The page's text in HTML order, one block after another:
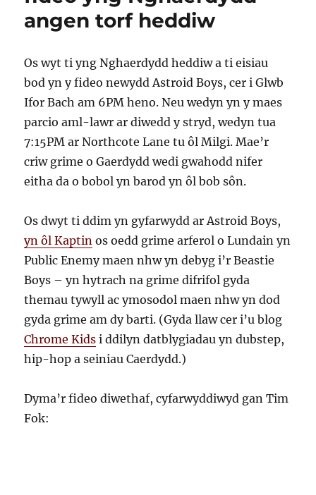
angen torf heddiw
Os wyt ti yng Nghaerdydd heddiw a ti eisiau
bod yn y fideo newydd Astroid Boys, cer i Glwb
Ifor Bach am 6PM heno. Neu wedyn yn y maes
parcio aml-lawr ar diwedd y stryd, wedyn tua
7:15PM ar Northcote Lane tu ôl Milgi. Mae’r
criw grime o Gaerdydd wedi gwahodd nifer
eitha da o bobol yn barod yn ôl bob sôn.
Os dwyt ti ddim yn gyfarwydd ar Astroid Boys,
yn ôl Kaptin os oedd grime arferol o Lundain yn
Public Enemy maen nhw yn debyg i’r Beastie
Boys – yn hytrach na grime difrifol gyda
themau tywyll ac ymosodol maen nhw yn dod
gyda grime am dy barti. (Gyda llaw cer i’u blog
Chrome Kids i ddilyn datblygiadau yn dubstep,
hip-hop a seiniau Caerdydd.)
Dyma’r fideo diwethaf, cyfarwyddiwyd gan Tim
Fok: